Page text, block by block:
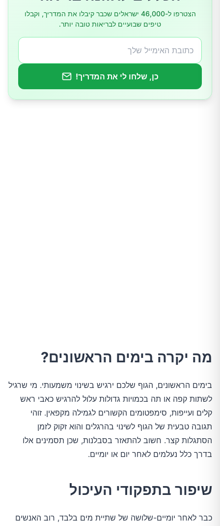
הפחתה בנפיחות
חיזוק המערכת החיסונית
שיפור במצב הרוח
הצטרפו ל-46,000 ישראלים שכבר קיבלו את המדריך, וקבלו
טיפים שבועיים לבריאות טובה יותר.
כן, שלחו לי את המדריך!
מה יקרה בימים הראשונים?
בימים הראשונים, הגוף שלכם ירגיש בשינוי משמעותי. מי שרגיל
לשתות קפה או תה בכמויות גדולות עלול להרגיש כאבי ראש
קלים ועייפות, סימפטומים הקשורים לגמילה מקפאין. זוהי
תגובה טבעית של הגוף לשינוי בהרגלים והוא זקוק לזמן
הסתגלות קצר. חשוב להתאזר בסבלנות, שכן תסמינים אלו
בדרך כלל נעלמים לאחר יום או יומיים.
שיפור בתפקודי העיכול
כבר לאחר יומיים-שלושה של שתיית מים בלבד, רוב האנשים